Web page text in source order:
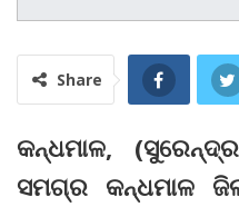
Share
କନ୍ଧମାଳ,
ସମଗ୍ର କନ୍ଧମାଳ